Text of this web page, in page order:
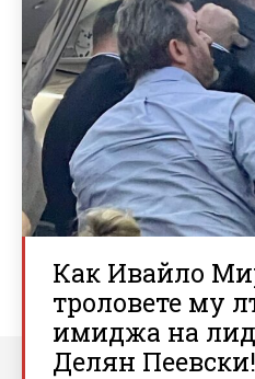
Как Ивайло
троловете му
имиджа на
Делян Пеевски!